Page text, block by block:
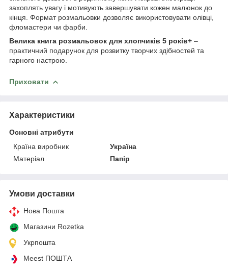
захоплять увагу і мотивують завершувати кожен малюнок до
кінця. Формат розмальовки дозволяє використовувати олівці,
фломастери чи фарби.
Велика книга розмальовок для хлопчиків 5 років+ –
практичний подарунок для розвитку творчих здібностей та
гарного настрою.
Приховати
Характеристики
Основні атрибути
Країна виробник
Україна
Матеріал
Папір
Умови доставки
Нова Пошта
Магазини Rozetka
Укрпошта
Meest ПОШТА